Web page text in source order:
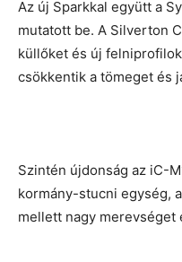
Az új Sparkkal együtt a
mutatott be. A Silverton
küllőket és új
csökkentik a tömeget és
Szintén újdonság az iC-
kormány-stucni egység,
mellett nagy merevséget